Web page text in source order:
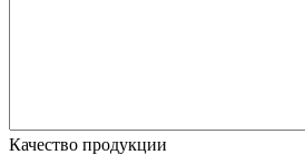
Качество продукции